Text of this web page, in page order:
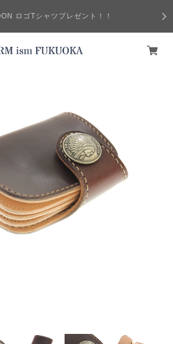
ロゴTシャツプレゼント！！